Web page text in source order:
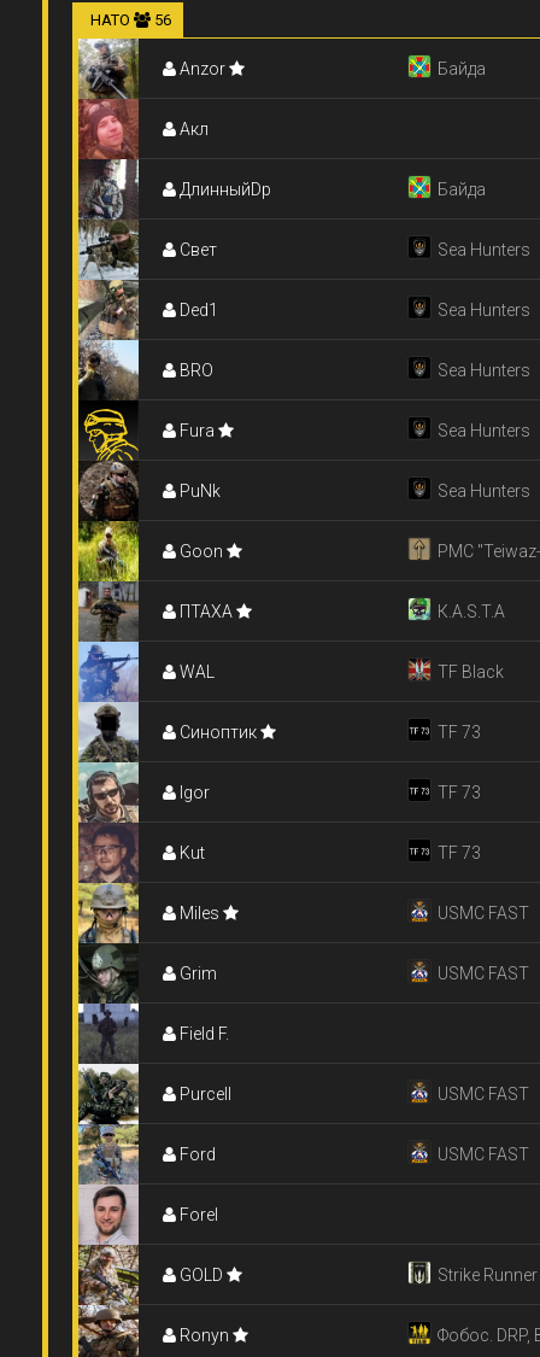
НАТО 56
Anzor Байда
Акл
ДлинныйDp Байда
Свет Sea Hunters
Ded1 Sea Hunters
BRO Sea Hunters
Fura Sea Hunters
PuNk Sea Hunters
Goon PMC
ПТАХА К.A.S.T.A
WAL TF Black
Синоптик TF 73
Igor TF 73
Kut TF 73
Miles USMC FAST
Grim USMC FAST
Field F.
Purcell USMC FAST
Ford USMC FAST
Forel
GOLD Strike
Ronyn Фобос. DRP,